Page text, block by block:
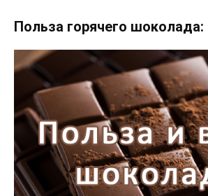
Польза горячего шоколада: